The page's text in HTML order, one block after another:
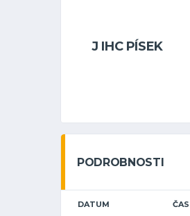
J IHC PÍSEK
PODROBNOSTI
DATUM ČAS